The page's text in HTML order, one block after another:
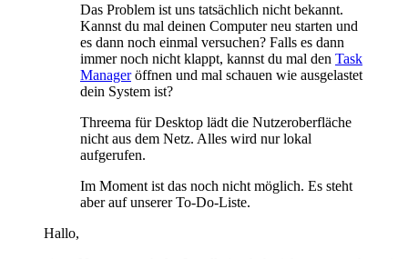
Das Problem ist uns tatsächlich nicht bekannt.
Kannst du mal deinen Computer neu starten und
es dann noch einmal versuchen? Falls es dann
immer noch nicht klappt, kannst du mal den Task
Manageröffnen und mal schauen wie ausgelastet
dein System ist?
Threema für Desktop lädt die Nutzeroberfläche
nicht aus dem Netz. Alles wird nur lokal
aufgerufen.
Im Moment ist das noch nicht möglich. Es steht
aber auf unserer To-Do-Liste.
Hallo,